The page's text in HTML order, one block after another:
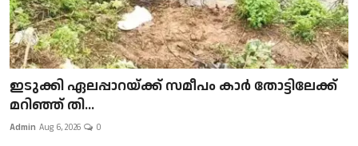
ഇടുക്കി ഏലപ്പാറയ്ക്ക് സമീപം കാർ തോട്ടിലേക്ക്
മറിഞ്ഞ് തി...
Admin Aug 6, 2026 0